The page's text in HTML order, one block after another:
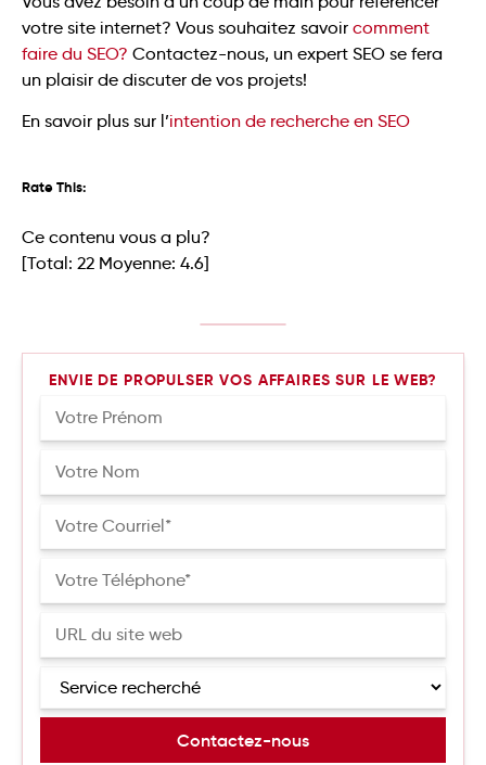
votre site internet? Vous souhaitez savoir comment
faire du SEO? Contactez-nous, un expert SEO se fera
un plaisir de discuter de vos projets!
En savoir plus sur l’intention de recherche en SEO
Rate This:
Ce contenu vous a plu?
[Total: 22 Moyenne: 4.6]
ENVIE DE PROPULSER VOS AFFAIRES SUR LE WEB?